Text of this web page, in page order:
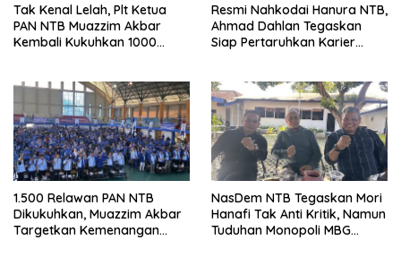
Tak Kenal Lelah, Plt Ketua
PAN NTB Muazzim Akbar
Kembali Kukuhkan 1000
Resmi Nahkodai Hanura NTB,
Ahmad Dahlan Tegaskan
Siap Pertaruhkan Karier
1.500 Relawan PAN NTB
Dikukuhkan, Muazzim Akbar
Targetkan Kemenangan
NasDem NTB Tegaskan Mori
Hanafi Tak Anti Kritik, Namun
Tuduhan Monopoli MBG